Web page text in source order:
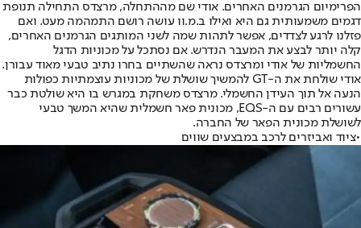
הפרימיום הגרמנים האחרים. אודי שם מההתחלה, מרצדס התחילה תנופת
דגמים משמעותית גם היא ואילו ב.מ.וו עושה רושם התמהמה מעט. ואם
פזלנו לרגע לצדדים, אפשר לתהות שמה לשני המותגים הגרמנים האחרים,
קלה יותר לבצע את המעבר הנדרש. אם נסתכל על מכוניות הדגל
החשמליות של אודי ומרצדס נראה שהשתיים בחרו נתיב טבעי מאוד עבורן.
אודי שולחת את ה-GT להמשיך שושלת של מכוניות עוצמתיות כפולות
הנעה אל תוך העידן החשמלי. מרצדס משחקת במגרש בו היא שולטת כבר
עשורים רבים עם ה-EQS, מכונית פאר חשמלית שהיא המשך טבעי
לשושלת מכונית הפאר של החברה.
•ציוד ואביזרים לרכב במבצעים שווים